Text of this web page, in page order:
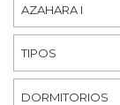
AZAHARA I
TIPOS
DORMITORIOS